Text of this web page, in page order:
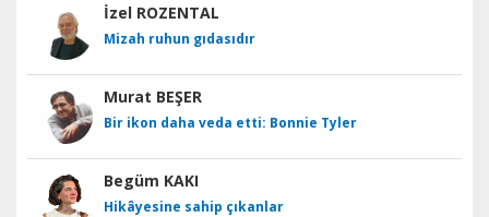
İzel ROZENTAL
Mizah ruhun gıdasıdır
Murat BEŞER
Bir ikon daha veda etti: Bonnie Tyler
Begüm KAKI
Hikâyesine sahip çıkanlar